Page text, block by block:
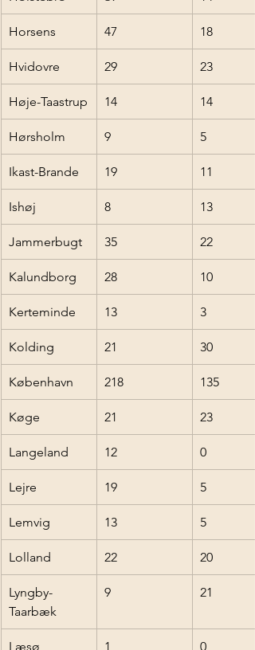
Horsens 47 18
Hvidovre 29 23
Høje-Taastrup 14 14
Hørsholm 9 5
Ikast-Brande 19 11
Ishøj 8 13
Jammerbugt 35 22
Kalundborg 28 10
Kerteminde 13 3
Kolding 21 30
København 218 135
Køge 21 23
Langeland 12 0
Lejre 19 5
Lemvig 13 5
Lolland 22 20
Lyngby-
Taarbæk
9 21
Læsø 1 0